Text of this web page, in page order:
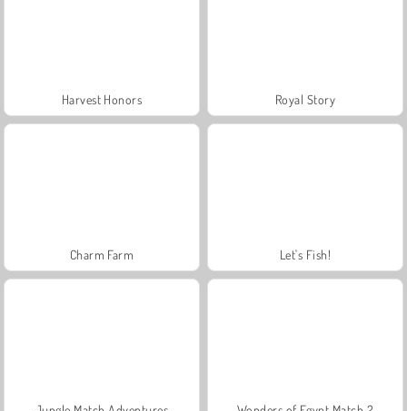
Harvest Honors Royal Story
Charm Farm Let's Fish!